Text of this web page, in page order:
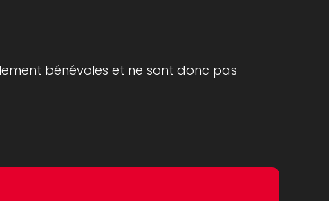
bénévoles et ne sont donc pas